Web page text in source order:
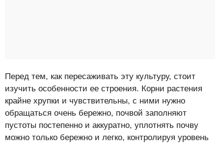
Перед тем, как пересаживать эту культуру, стоит
изучить особенности ее строения. Корни растения
крайне хрупки и чувствительны, с ними нужно
обращаться очень бережно, почвой заполняют
пустоты постепенно и аккуратно, уплотнять почву
можно только бережно и легко, контролируя уровень